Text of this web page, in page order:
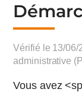
Vérifié le 13/06/
administrative
Vous avez